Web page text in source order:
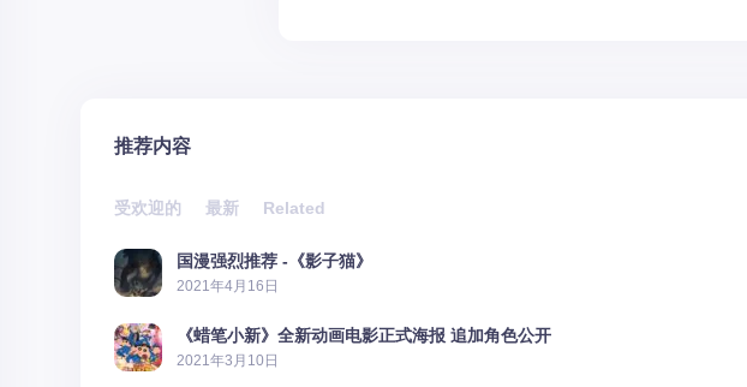
推荐内容
受欢迎的 最新 Related
国漫强烈推荐 -《影子猫》
2021年4月16日
《蜡笔小新》全新动画电影正式海报 追加角色公开
2021年3月10日